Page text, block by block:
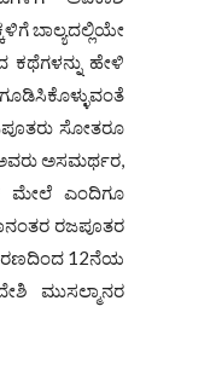
ಬಾಲ್ಯದಲ್ಲಿಯೇ
ಹೇಳಿ
ಸೋತರೂ
ಅಸಮರ್ಥರ,
ಮೇಲೆ ಎಂದಿಗೂ
ರಜಪೂತರ
12ನೆಯ
ಮುಸಲ್ಮಾನರ